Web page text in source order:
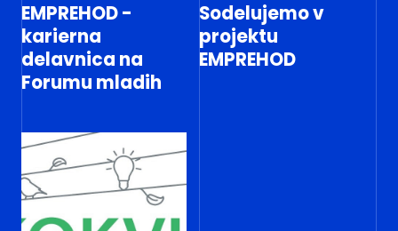
EMPREHOD -
karierna
delavnica na
Forumu mladih
Sodelujemo v
projektu
EMPREHOD